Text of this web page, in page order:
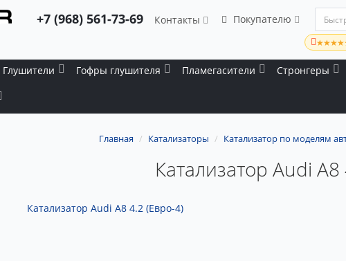
+7 (968) 561-73-69 Контакты Покупателю
Глушители Гофры глушителя Пламегасители Стронгеры
Главная Катализаторы Катализатор по моделям
Катализатор Audi